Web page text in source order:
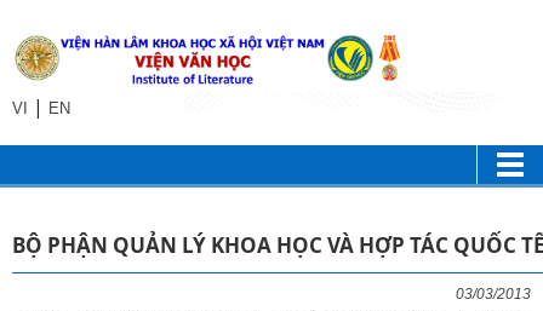
VI | EN
BỘ PHẬN QUẢN LÝ KHOA HỌC VÀ HỢP TÁC QUỐC
03/03/2013